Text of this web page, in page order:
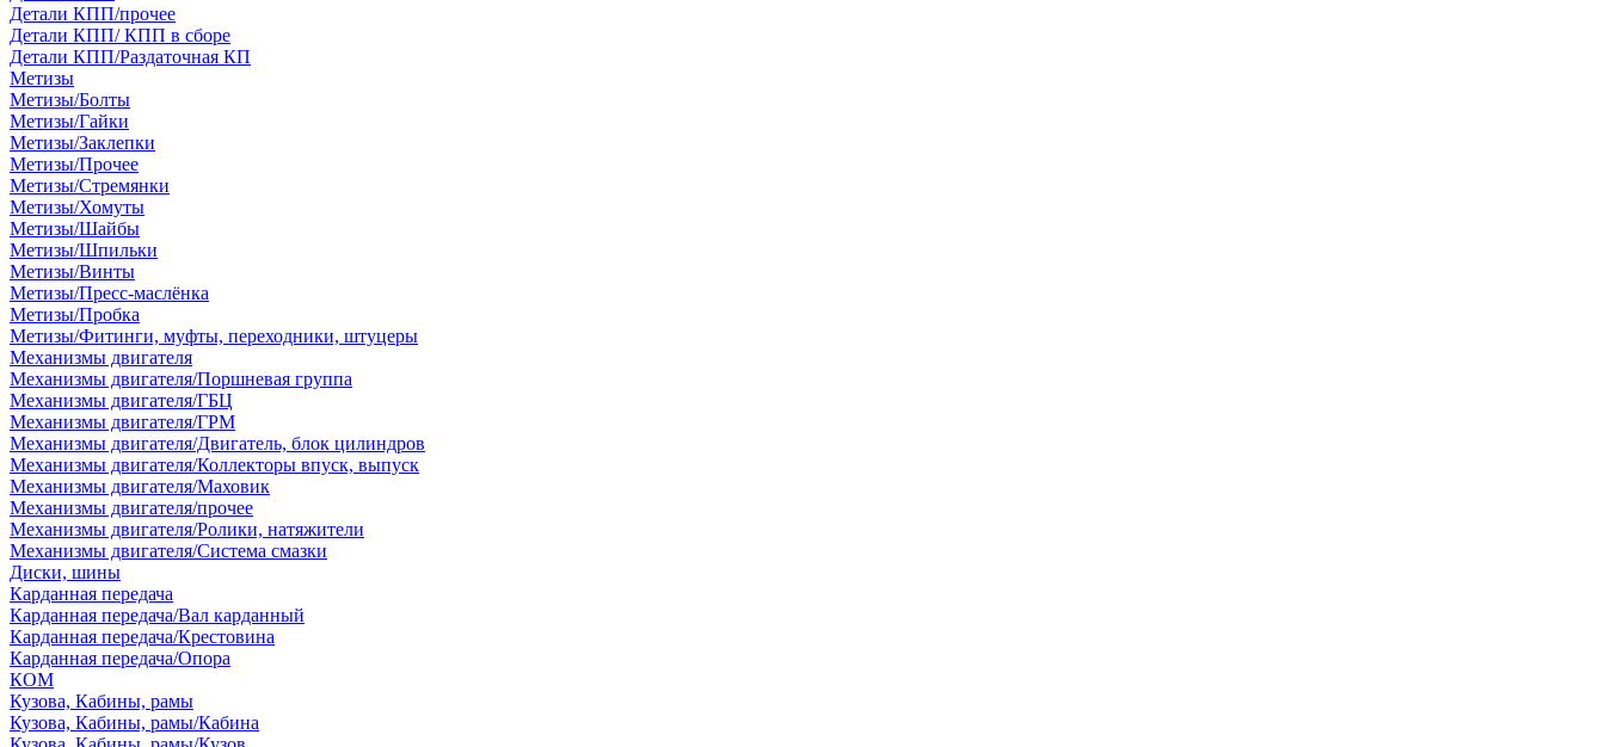
Детали КПП/прочее
Детали КПП/ КПП в сборе
Детали КПП/Раздаточная КП
Метизы
Метизы/Болты
Метизы/Гайки
Метизы/Заклепки
Метизы/Прочее
Метизы/Стремянки
Метизы/Хомуты
Метизы/Шайбы
Метизы/Шпильки
Метизы/Винты
Метизы/Пресс-маслёнка
Метизы/Пробка
Метизы/Фитинги, муфты, переходники, штуцеры
Механизмы двигателя
Механизмы двигателя/Поршневая группа
Механизмы двигателя/ГБЦ
Механизмы двигателя/ГРМ
Механизмы двигателя/Двигатель, блок цилиндров
Механизмы двигателя/Коллекторы впуск, выпуск
Механизмы двигателя/Маховик
Механизмы двигателя/прочее
Механизмы двигателя/Ролики, натяжители
Механизмы двигателя/Система смазки
Диски, шины
Карданная передача
Карданная передача/Вал карданный
Карданная передача/Крестовина
Карданная передача/Опора
КОМ
Кузова, Кабины, рамы
Кузова, Кабины, рамы/Кабина